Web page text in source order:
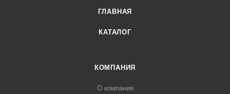
ГЛАВНАЯ
КАТАЛОГ
КОМПАНИЯ
О компании